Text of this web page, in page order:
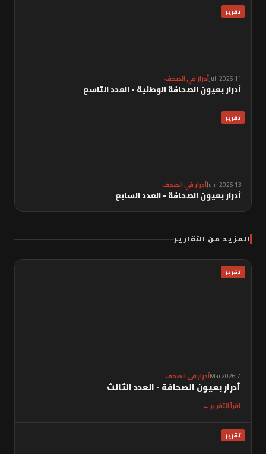
تقرير
11 Juil 2026 أدرار في الصحف
أدرار بعيون الصحافة الوطنية - العدد التاسع
تقرير
13 Juin 2026 أدرار في الصحف
أدرار بعيون الصحافة - العدد السابع
المزيد من التقارير
تقرير
7 Mai 2026 أدرار في الصحف
أدرار بعيون الصحافة - العدد الثالث
اقرأ التقرير ←
تقرير